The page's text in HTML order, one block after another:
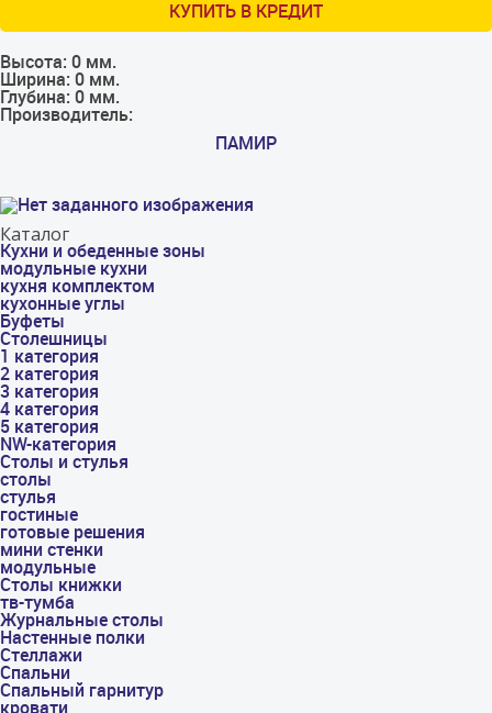
КУПИТЬ В КРЕДИТ
Высота: 0 мм.
Ширина: 0 мм.
Глубина: 0 мм.
Производитель:
ПАМИР
Каталог
Кухни и обеденные зоны
модульные кухни
кухня комплектом
кухонные углы
Буфеты
Столешницы
1 категория
2 категория
3 категория
4 категория
5 категория
NW-категория
Столы и стулья
столы
стулья
гостиные
готовые решения
мини стенки
модульные
Столы книжки
тв-тумба
Журнальные столы
Настенные полки
Стеллажи
Спальни
Спальный гарнитур
кровати